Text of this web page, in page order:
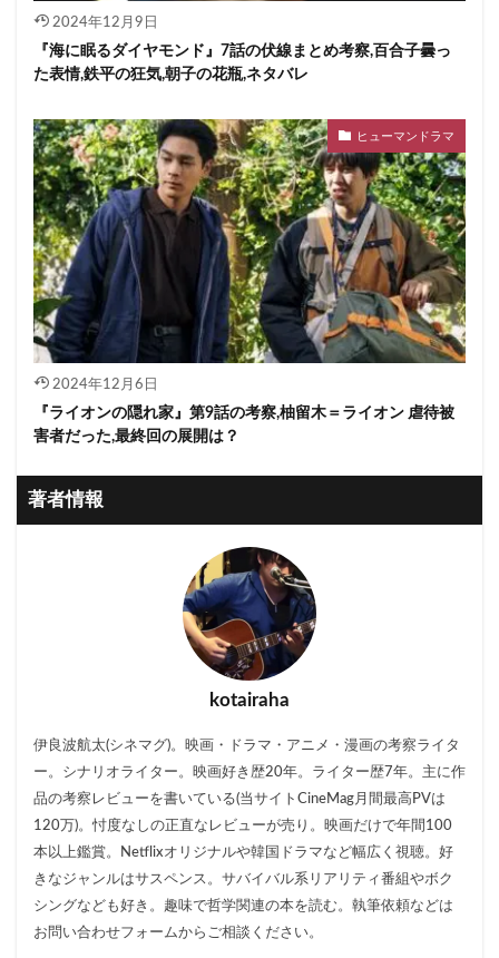
2024年12月9日
『海に眠るダイヤモンド』7話の伏線まとめ考察,百合子曇っ
た表情,鉄平の狂気,朝子の花瓶,ネタバレ
ヒューマンドラマ
2024年12月6日
『ライオンの隠れ家』第9話の考察,柚留木＝ライオン 虐待被
害者だった,最終回の展開は？
著者情報
kotairaha
伊良波航太(シネマグ)。映画・ドラマ・アニメ・漫画の考察ライタ
ー。シナリオライター。映画好き歴20年。ライター歴7年。主に作
品の考察レビューを書いている(当サイトCineMag月間最高PVは
120万)。忖度なしの正直なレビューが売り。映画だけで年間100
本以上鑑賞。Netflixオリジナルや韓国ドラマなど幅広く視聴。好
きなジャンルはサスペンス。サバイバル系リアリティ番組やボク
シングなども好き。趣味で哲学関連の本を読む。執筆依頼などは
お問い合わせフォームからご相談ください。